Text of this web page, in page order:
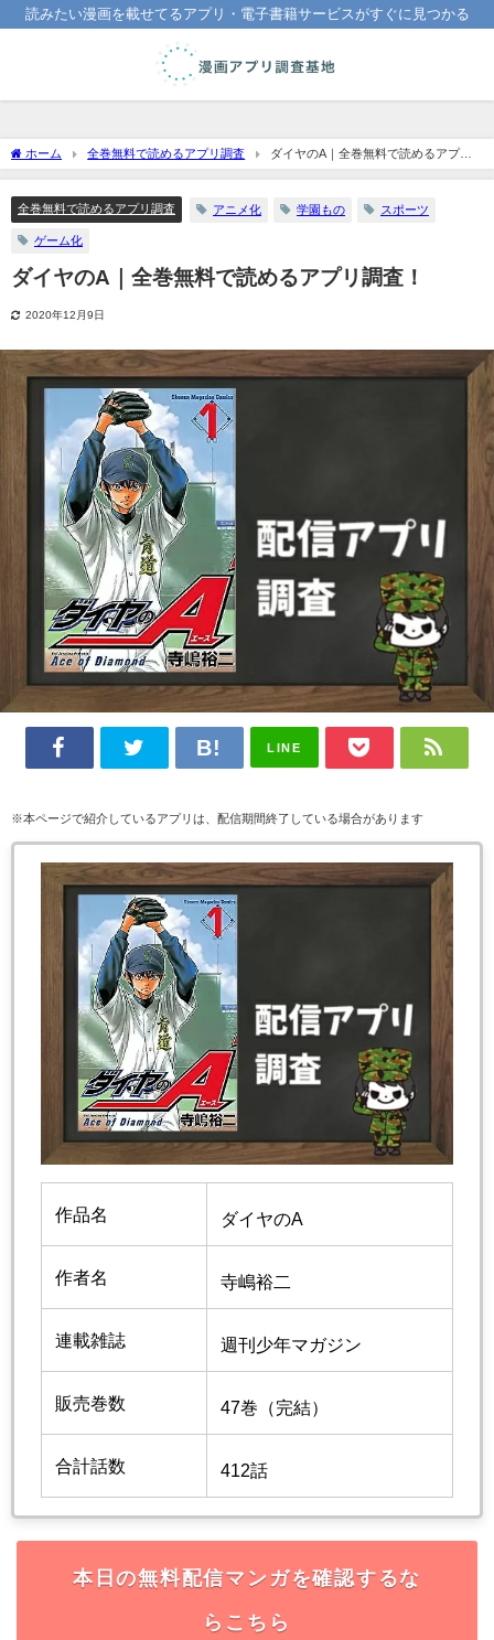
読みたい漫画を載せてるアプリ・電子書籍サービスがすぐに見つかる
ホーム 全巻無料で読めるアプリ調査
ダイヤのA｜全巻無料で読めるアプリ
調査！
全巻無料で読めるアプリ調査 アニメ化 学園もの スポーツ
ゲーム化
ダイヤのA｜全巻無料で読めるアプリ調査！
2020年12月9日
LINE
※本ページで紹介しているアプリは、配信期間終了している場合があります
作品名 ダイヤのA
作者名 寺嶋裕二
連載雑誌 週刊少年マガジン
販売巻数 47巻（完結）
合計話数 412話
本日の無料配信マンガを確認するな
らこちら